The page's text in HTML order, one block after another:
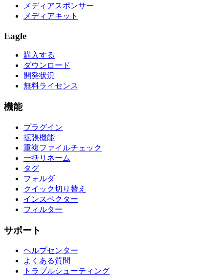
メディアスポンサー
メディアキット
Eagle
購入する
ダウンロード
開発状況
無料ライセンス
機能
プラグイン
拡張機能
重複ファイルチェック
一括リネーム
タグ
フォルダ
クイック切り替え
インスペクター
フィルター
サポート
ヘルプセンター
よくある質問
トラブルシューティング